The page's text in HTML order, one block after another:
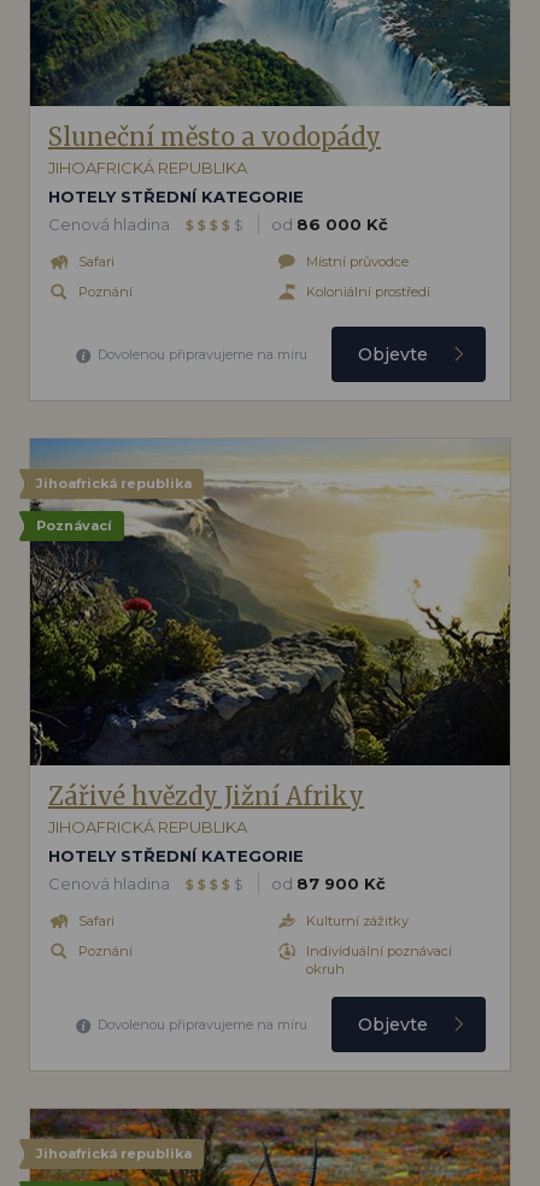
Sluneční město a vodopády
JIHOAFRICKÁ REPUBLIKA
HOTELY STŘEDNÍ KATEGORIE
Cenová hladina
$ $ $ $ $ od 86 000 Kč
Safari
Poznání
Místní průvodce
Koloniální prostředí
Dovolenou připravujeme na míru Objevte
Jihoafrická republika
Poznávací
Zářivé hvězdy Jižní Afriky
JIHOAFRICKÁ REPUBLIKA
HOTELY STŘEDNÍ KATEGORIE
Cenová hladina
$ $ $ $ $ od 87 900 Kč
Safari
Poznání
Kulturní zážitky
Individuální poznávací
okruh
Dovolenou připravujeme na míru Objevte
Jihoafrická republika